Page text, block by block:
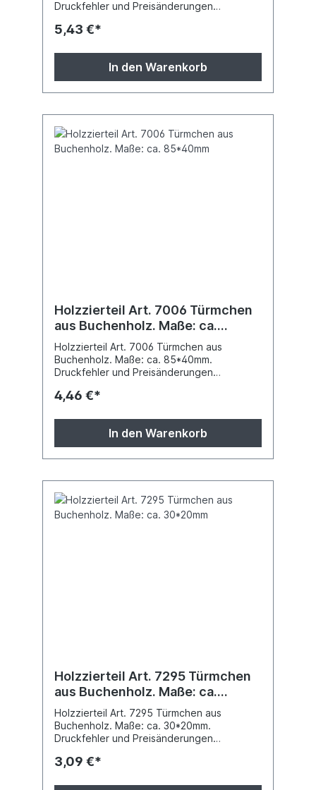
Druckfehler und Preisänderungen
5,43 €*
In den Warenkorb
Holzzierteil Art. 7006 Türmchen
aus Buchenholz. Maße: ca.
85*40mm
Holzzierteil Art. 7006 Türmchen aus
Buchenholz. Maße: ca. 85*40mm.
Druckfehler und Preisänderungen
4,46 €*
In den Warenkorb
Holzzierteil Art. 7295 Türmchen
aus Buchenholz. Maße: ca.
30*20mm
Holzzierteil Art. 7295 Türmchen aus
Buchenholz. Maße: ca. 30*20mm.
Druckfehler und Preisänderungen
3,09 €*